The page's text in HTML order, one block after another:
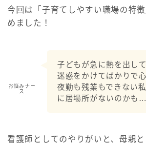
今回は「子育てしやすい職場の特
めました！
お悩みナー
ス
子どもが急に熱を出し
迷惑をかけてばかりで
夜勤も残業もできない
に居場所がないのかも…
看護師としてのやりがいと、母親